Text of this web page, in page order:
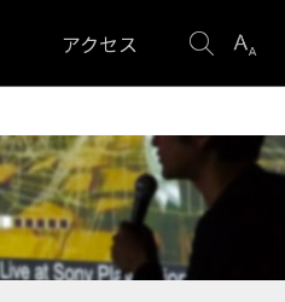
アクセス
検
表
設